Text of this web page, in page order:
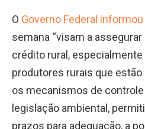
O Governo Federal informou
semana “visam a
crédito rural, especialmente
produtores rurais que
os mecanismos de
legislação ambiental,
prazos para adequação, a